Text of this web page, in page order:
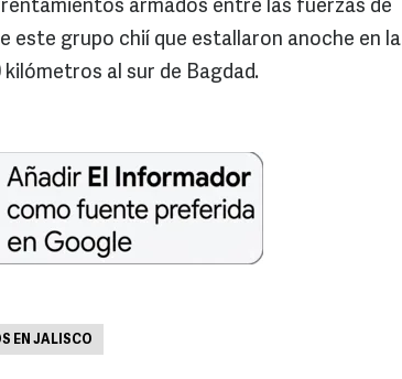
armados entre las fuerzas de
este grupo chií que estallaron anoche en la
al sur de Bagdad.
EN JALISCO